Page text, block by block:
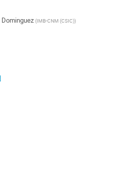
(IMB-CNM (CSIC))